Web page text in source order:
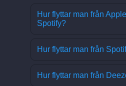
Hur flyttar man från
Spotify?
Hur flyttar man från
Hur flyttar man från